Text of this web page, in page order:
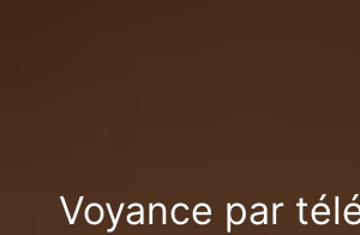
Voyance par